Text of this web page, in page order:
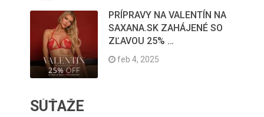
PRÍPRAVY NA VALENTÍN NA
SAXANA.SK ZAHÁJENÉ SO
ZĽAVOU 25% …
feb 4, 2025
SÚŤAŽE